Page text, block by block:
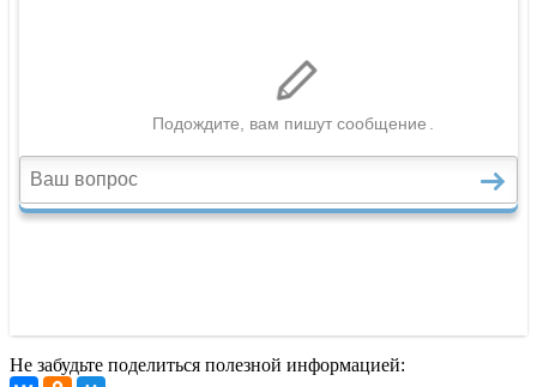
Не забудьте поделиться полезной информацией: